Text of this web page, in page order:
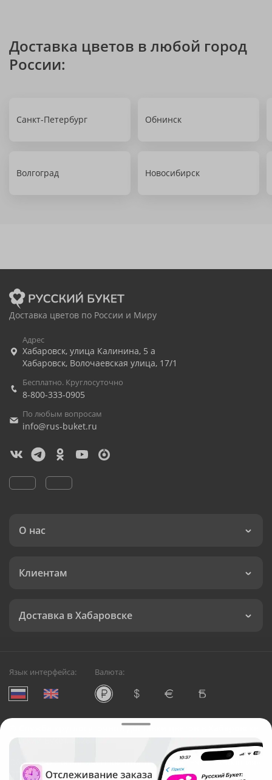
Доставка цветов в любой город
России:
Санкт-Петербург Обнинск
Волгоград Новосибирск
Доставка цветов по России и Миру
Адрес
Хабаровск, улица Калинина, 5 а
Хабаровск, Волочаевская улица, 17/1
Бесплатно. Круглосуточно
8-800-333-0905
По любым вопросам
info@rus-buket.ru
О нас
Клиентам
Доставка в Хабаровске
Язык интерфейса: Валюта:
Служба круглосуточной доставки цветов в Хабаровске
Русский Букет, 2026
Общество с ограниченной ответственностью «Технология»
ОГРН: 1195476081745, ИНН: 5410081997